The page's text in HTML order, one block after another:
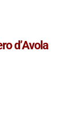
d’Avola